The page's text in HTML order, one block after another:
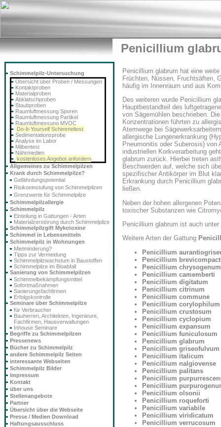
Penicillium
Penicillium glabrum hat eine
Früchten, Nüssen, Fruchtsäften,
häufig im Innenraum und aus
Des weiteren wurde Penicillium
Hauptbestandteil des
von Sägemühlen beschrieben.
Konzentrationen führten zu
Atemwege bei
allergische Lungenerkrankung
Pneumonitis oder Suberosis) von
industriellen Korkverarbeitung
glabrum zurück. Hierbei treten
Beschwerden auf, welche sich
spezifischer Antikörper im Blut
Erkrankung durch Penicillium
ließen.
Neben der hohen allergenen
toxischer Substanzen wie
Penicillium glabrum ist auch
Weitere Arten der Gattung
Penicillium
Penicillium
Penicillium chrysogenum
Penicillium camemberti
Penicillium digitatum
Penicillium citrinum
Penicillium commune
Penicillium corylophilum
Penicillium crustosum
Penicillium cyclopium
Penicillium expansum
Penicillium funiculosum
Penicillium glabrum
Penicillium griseofulvum
Penicillium italicum
Penicillium nalgiovense
Penicillium palitans
Penicillium
Penicillium
Penicillium olsonii
Penicillium roqueforti
Penicillium variabile
Penicillium viridicatum
Penicillium verrucosum
Schimmelpilz-Untersuchung
Übersicht über Proben / Messungen
Kontaktproben
Materialproben
Abklatschproben
Staubproben
Raumluftmessung Sporen
Raumluftmessung Partikel
Raumluftmessung MVOC
Do-It-Yourself Schimmeltest
Sedimentationsprobe
Analyse im Labor
Milbentest
Nährmedien
kostenloses Angebot anfordern
Allgemeines zu Schimmelpilzen
Krank durch Schimmelpilze?
Gefährdungspotential
Risikoeinstufung von Schimmelpilzen
Grenzwerte für Schimmelpilze
Schimmelpilzallergie
Schimmelpilz
Einteilung in Gattungen - Arten
Materialzerstörung durch Schimmelpilze
Schimmelpilzgift Mykotoxine
Schimmel in Lebensmitteln
Schimmelpilz in Wohnungen
Mietminderung?
Tipps zur Vermeidung
Schimmelpilzwachstum in Baustoffen
Schimmelpilze im Bioabfall
Sanierung von Schimmelpilzen
Schimmelbekämpfungsmittel
Sofortmaßnahmen
Sanierungsfachfirmen
Erfolgskontrolle
Seminare über Schimmelpilze
für Verbraucher
Bauherren, Architekten, Ingenieure,
Fachfirmen, Hausverwaltungen
Inhouse Seminare
Begriffe zu Schimmelpilzen
Pressenews
Bücher zu Schimmelpilz
andere Schimmelpilz Seiten
interessante Webseiten
Schimmelpilz Bilder
Impressum
Kontakt
über uns
Stellenangebote
Partner
Übersicht über die Webseite
Presse / Medien Download
Haftungsausschluss